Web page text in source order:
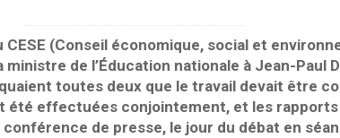
CESE (Conseil économique, social et
ministre de l’Éducation nationale à Jean-Paul
toutes deux que le travail devait être
été effectuées conjointement, et les
conférence de presse, le jour du débat en